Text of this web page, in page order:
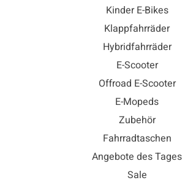
Kinder E-Bikes
Klappfahrräder
Hybridfahrräder
E-Scooter
Offroad E-Scooter
E-Mopeds
Zubehör
Fahrradtaschen
Angebote des Tages
Sale